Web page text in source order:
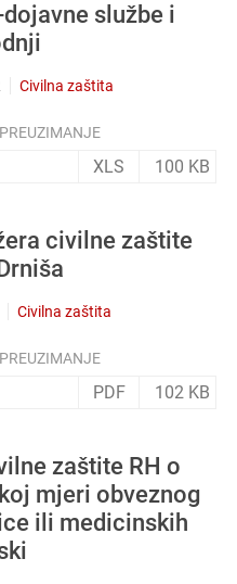
službe i
Civilna zaštita
XLS 100 KB
civilne zaštite
Civilna zaštita
PDF 102 KB
zaštite RH o
mjeri obveznog
ili medicinskih